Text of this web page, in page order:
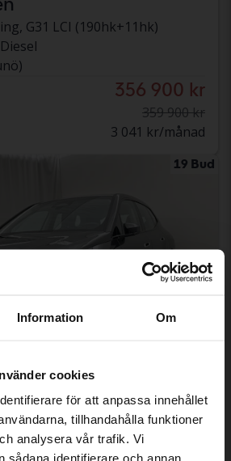
Information Om
cookies
för att anpassa innehållet
tillhandahålla funktioner
analysera vår trafik. Vi
sådana identifierare och annan
G31 LCI (190hk+11hk)
Diesel
356 900 kr
359 900 kr
3 041 kr/månad
19 Bud
language
that your browser
better service our friends
an English language
that contains all the